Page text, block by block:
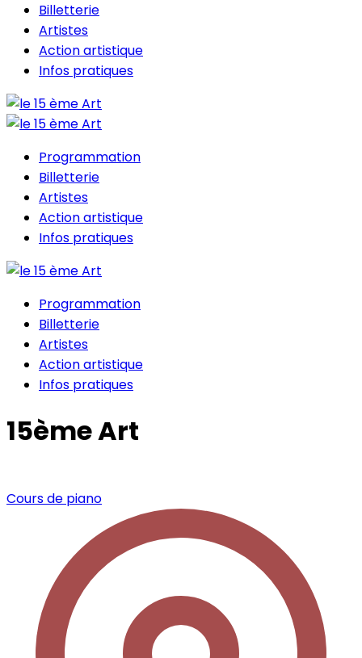
Billetterie
Artistes
Action artistique
Infos pratiques
Programmation
Billetterie
Artistes
Action artistique
Infos pratiques
Programmation
Billetterie
Artistes
Action artistique
Infos pratiques
15ème Art
Cours de piano